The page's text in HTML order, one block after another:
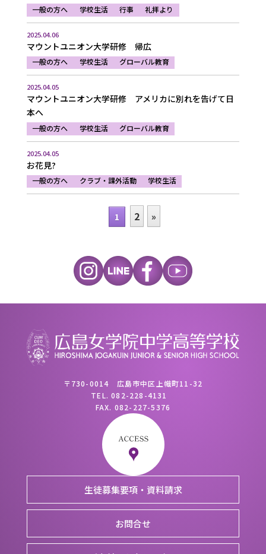
一般の方へ 学校生活 行事 礼拝より
2025.04.06
マウントユニオン大学研修 帰広
一般の方へ 学校生活 グローバル教育
2025.04.05
マウントユニオン大学研修 アメリカに別れを告げて日
本へ
一般の方へ 学校生活 グローバル教育
2025.04.05
お花見?
一般の方へ クラブ・課外活動 学校生活
1 2 »
〒730-0014 広島市中区上幟町11-32
TEL.082-228-4131
FAX. 082-227-5376
生徒募集要項・資料請求
お問合せ